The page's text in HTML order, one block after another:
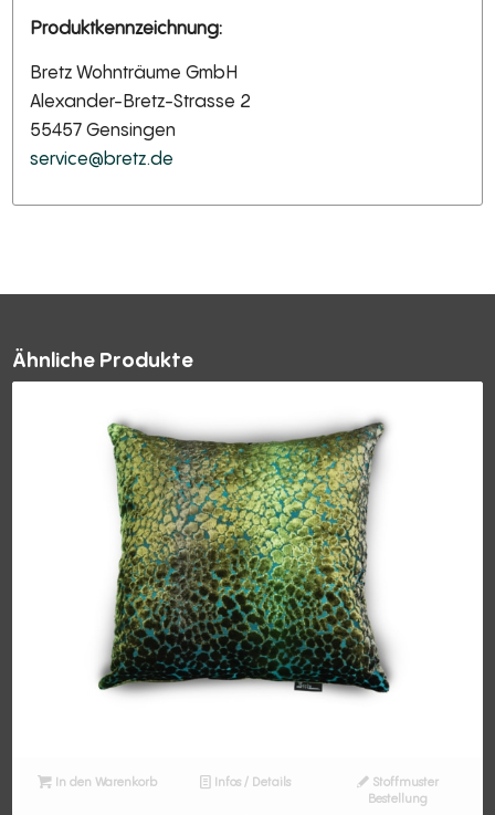
Produktkennzeichnung:
Bretz Wohnträume GmbH
Alexander-Bretz-Strasse 2
55457 Gensingen
service@bretz.de
Ähnliche Produkte
In den Warenkorb Infos / Details
Stoffmuster
Bestellung